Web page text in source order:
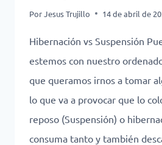
PorJesus Trujillo 14 de abril de
Hibernación vs Suspensión
estemos con nuestro
que queramos irnos a tomar
lo que va a provocar que lo
reposo (Suspensión) o
consuma tanto y también